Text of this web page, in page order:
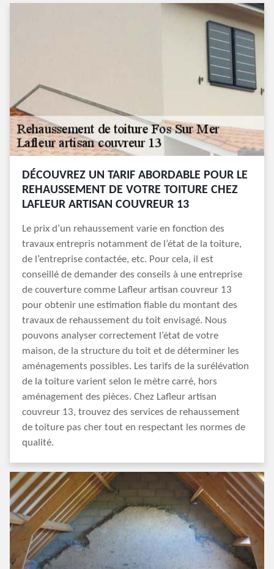
DÉCOUVREZ UN TARIF ABORDABLE POUR LE
REHAUSSEMENT DE VOTRE TOITURE CHEZ
LAFLEUR ARTISAN COUVREUR 13
Le prix d’un rehaussement varie en fonction des
travaux entrepris notamment de l’état de la toiture,
de l’entreprise contactée, etc. Pour cela, il est
conseillé de demander des conseils à une entreprise
de couverture comme Lafleur artisan couvreur 13
pour obtenir une estimation fiable du montant des
travaux de rehaussement du toit envisagé. Nous
pouvons analyser correctement l’état de votre
maison, de la structure du toit et de déterminer les
aménagements possibles. Les tarifs de la surélévation
de la toiture varient selon le mètre carré, hors
aménagement des pièces. Chez Lafleur artisan
couvreur 13, trouvez des services de rehaussement
de toiture pas cher tout en respectant les normes de
qualité.